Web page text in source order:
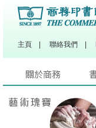
主頁 聯絡我們